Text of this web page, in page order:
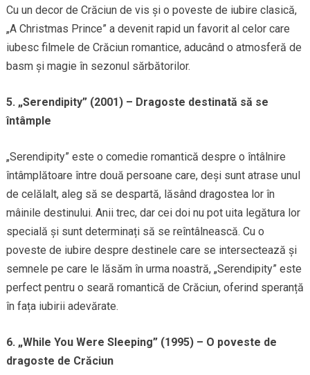
Cu un decor de Crăciun de vis și o poveste de iubire clasică,
„A Christmas Prince” a devenit rapid un favorit al celor care
iubesc filmele de Crăciun romantice, aducând o atmosferă de
basm și magie în sezonul sărbătorilor.
5. „Serendipity” (2001) – Dragoste destinată să se
întâmple
„Serendipity” este o comedie romantică despre o întâlnire
întâmplătoare între două persoane care, deși sunt atrase unul
de celălalt, aleg să se despartă, lăsând dragostea lor în
mâinile destinului. Anii trec, dar cei doi nu pot uita legătura lor
specială și sunt determinați să se reîntâlnească. Cu o
poveste de iubire despre destinele care se intersectează și
semnele pe care le lăsăm în urma noastră, „Serendipity” este
perfect pentru o seară romantică de Crăciun, oferind speranță
în fața iubirii adevărate.
6. „While You Were Sleeping” (1995) – O poveste de
dragoste de Crăciun